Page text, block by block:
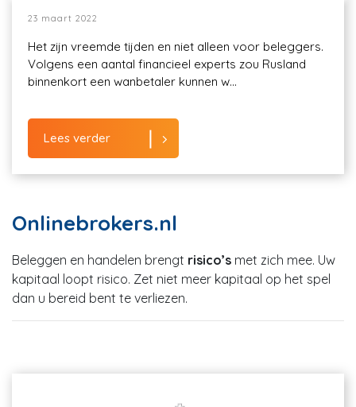
23 maart 2022
Het zijn vreemde tijden en niet alleen voor beleggers.
Volgens een aantal financieel experts zou Rusland
binnenkort een wanbetaler kunnen w...
Lees verder
Onlinebrokers.nl
Beleggen en handelen brengt risico’s met zich mee. Uw
kapitaal loopt risico. Zet niet meer kapitaal op het spel
dan u bereid bent te verliezen.